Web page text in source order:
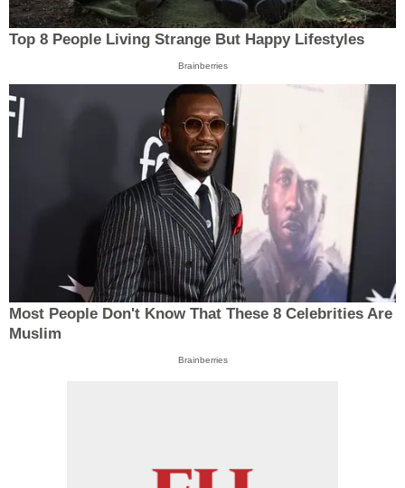
Top 8 People Living Strange But Happy Lifestyles
Brainberries
Most People Don't Know That These 8 Celebrities Are
Muslim
Brainberries